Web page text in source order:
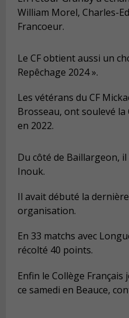
William Morel, Charles-
Francoeur.
Le CF obtient aussi un
Repêchage 2024 ».
Les vétérans du CF
Brosseau, ont soulevé la
en 2022.
Du côté de Baillargeon, il
Inouk.
Il avait débuté la
organisation.
En 33 matchs avec
récolté 40 points.
Enfin le Collège
ce samedi en Beauce,